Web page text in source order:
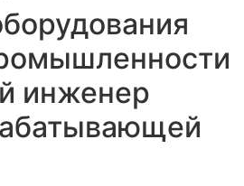
инженер